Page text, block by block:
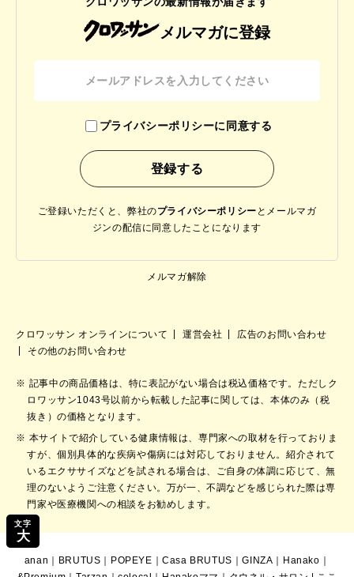
文字
大
メルマガに登録
プライバシーポリシーに同意する
ご登録いただくと、弊社のプライバシーポリシー と メールマガ
ジンの配信に同意したことになります
メルマガ解除
クロワッサン オンラインについて 運営会社
広告のお問い合わせ
その他のお問い合わせ
記事中の商品価格は、特に表記がない場合は税込価格です。ただしク
ロワッサン1043号以前から転載した記事に関しては、本体のみ（税
抜き）の価格となります。
本サイトで紹介している健康情報は、専門家への取材を行っておりま
すが、個別具体的な疾病や傷病には対応しておりません。紹介されて
いるエクササイズなどを試される場合は、ご自身の体調に応じて、無
理のないようご注意ください。万が一、不調などを感じられた際は専
門家や医療機関への相談をお勧めします。
anan BRUTUS POPEYE ｜Casa BRUTUS ｜GINZA Hanako